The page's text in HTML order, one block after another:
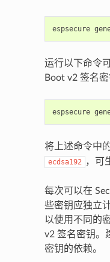
espsecure
运行以下命令
Boot v2 签名密
espsecure
将上述命令中
ecdsa192 ，可
每次可以在
些密钥应独立
以使用不同的
v2 签名密钥。
密钥的依赖。